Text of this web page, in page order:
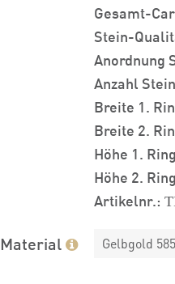
Gesamt-
Stein-
Anordnung
Anzahl
Breite 1.
Breite 2.
Höhe 1.
Höhe 2.
Artikelnr.:
Material Gelbgold 585